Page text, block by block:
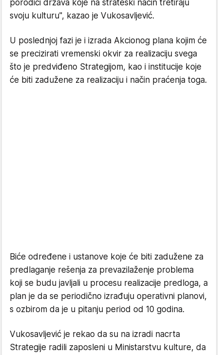
porodici država koje na strateški način tretiraju
svoju kulturu", kazao je Vukosavljević.
U poslednjoj fazi je i izrada Akcionog plana kojim će
se precizirati vremenski okvir za realizaciju svega
što je predviđeno Strategijom, kao i institucije koje
će biti zadužene za realizaciju i način praćenja toga.
Biće određene i ustanove koje će biti zadužene za
predlaganje rešenja za prevazilaženje problema
koji se budu javljali u procesu realizacije predloga, a
plan je da se periodično izrađuju operativni planovi,
s ozbirom da je u pitanju period od 10 godina.
Vukosavljević je rekao da su na izradi nacrta
Strategije radili zaposleni u Ministarstvu kulture, da